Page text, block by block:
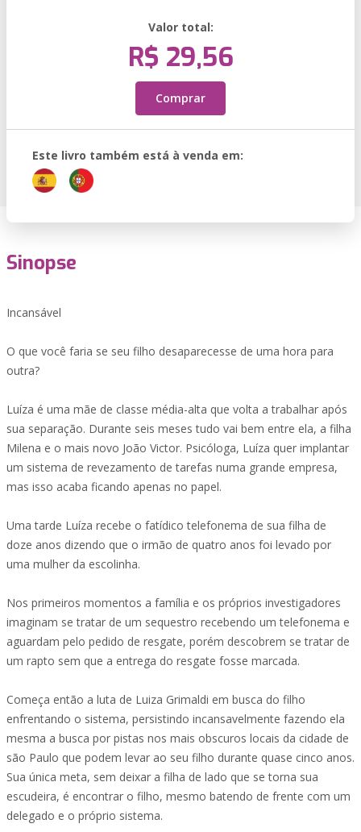
Valor total:
R$ 29,56
Comprar
Este livro também está à venda em:
Sinopse
Incansável
O que você faria se seu filho desaparecesse de uma hora para
outra?
Luíza é uma mãe de classe média-alta que volta a trabalhar após
sua separação. Durante seis meses tudo vai bem entre ela, a filha
Milena e o mais novo João Victor. Psicóloga, Luíza quer implantar
um sistema de revezamento de tarefas numa grande empresa,
mas isso acaba ficando apenas no papel.
Uma tarde Luíza recebe o fatídico telefonema de sua filha de
doze anos dizendo que o irmão de quatro anos foi levado por
uma mulher da escolinha.
Nos primeiros momentos a família e os próprios investigadores
imaginam se tratar de um sequestro recebendo um telefonema e
aguardam pelo pedido de resgate, porém descobrem se tratar de
um rapto sem que a entrega do resgate fosse marcada.
Começa então a luta de Luiza Grimaldi em busca do filho
enfrentando o sistema, persistindo incansavelmente fazendo ela
mesma a busca por pistas nos mais obscuros locais da cidade de
são Paulo que podem levar ao seu filho durante quase cinco anos.
Sua única meta, sem deixar a filha de lado que se torna sua
escudeira, é encontrar o filho, mesmo batendo de frente com um
delegado e o próprio sistema.